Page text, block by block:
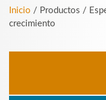
Inicio / Productos /
crecimiento